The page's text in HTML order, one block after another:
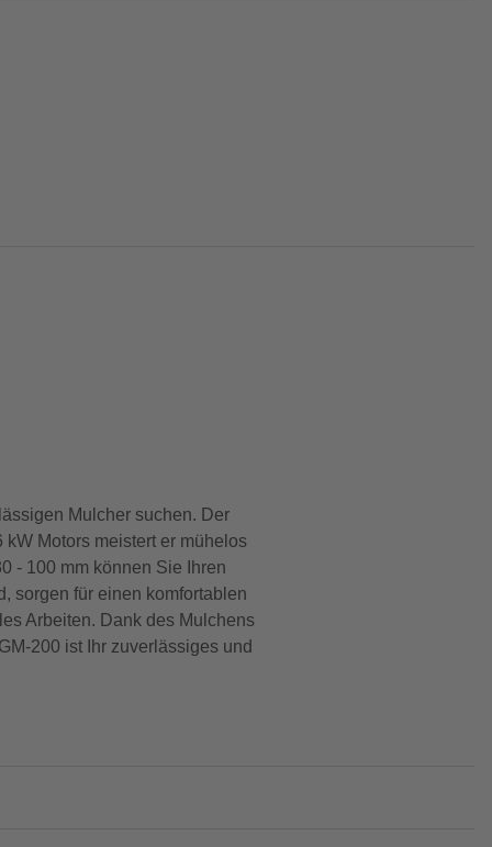
Mulcher suchen. Der
Motors meistert er mühelos
- 100 mm können Sie Ihren
sorgen für einen komfortablen
Arbeiten. Dank des Mulchens
200 ist Ihr zuverlässiges und